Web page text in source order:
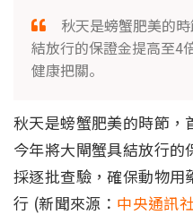
秋天是螃蟹肥美的
結放行的保證金提高至4
健康把關。
秋天是螃蟹肥美的時節，
今年將大閘蟹具結放行
採逐批查驗，確保動物用
行 (新聞來源： 中央通訊